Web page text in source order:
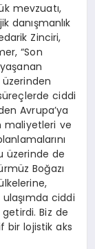
mevzuatı,
danışmanlık
Zinciri,
“Son
üzerinden
ciddi
Avrupa’ya
maliyetleri ve
üzerinde de
Boğazı
ciddi
Biz de
bir lojistik aks